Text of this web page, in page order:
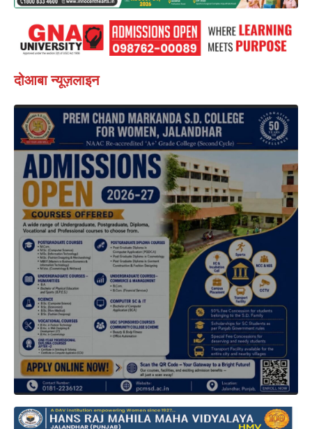
दोआबा न्यूज़लाइन